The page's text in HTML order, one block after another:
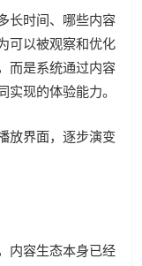
长时间、哪些内容
可以被观察和优化
而是系统通过内容
现的体验能力。
放界面，逐步演变
内容生态本身已经